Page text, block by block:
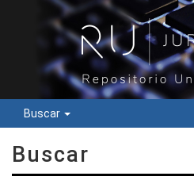
Buscar
Buscar